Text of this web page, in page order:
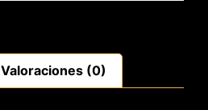
Valoraciones (0)